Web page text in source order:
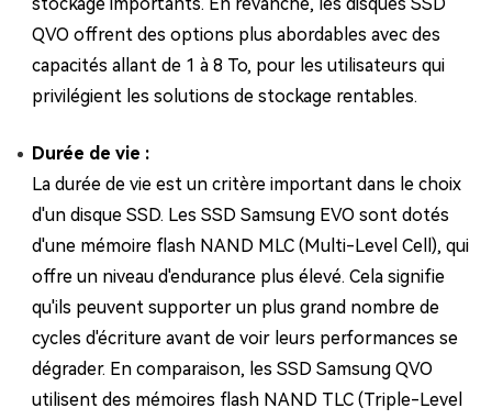
QVO offrent des options plus abordables avec des
capacités allant de 1 à 8 To, pour les utilisateurs qui
privilégient les solutions de stockage rentables.
Durée de vie :
La durée de vie est un critère important dans le choix
d'un disque SSD. Les SSD Samsung EVO sont dotés
d'une mémoire flash NAND MLC (Multi-Level Cell), qui
offre un niveau d'endurance plus élevé. Cela signifie
qu'ils peuvent supporter un plus grand nombre de
cycles d'écriture avant de voir leurs performances se
dégrader. En comparaison, les SSD Samsung QVO
utilisent des mémoires flash NAND TLC (Triple-Level